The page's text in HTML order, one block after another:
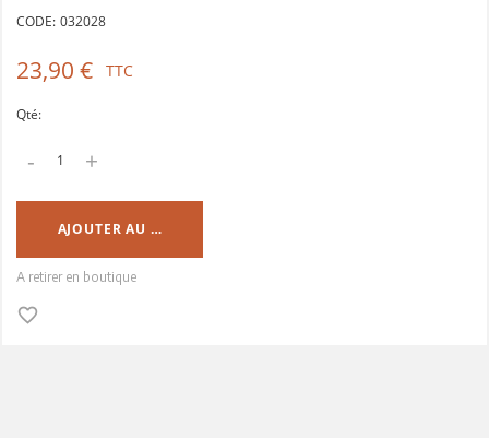
CODE: 032028
23,90 € TTC
Qté:
- +
AJOUTER AU PANIER
A retirer en boutique
favorite_border